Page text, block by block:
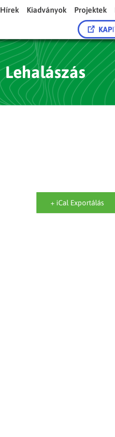
Hírek Kiadványok Projektek
KAP
Lehalászás
+ iCal Exportálás